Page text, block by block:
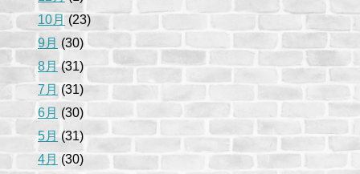
10月 (23)
9月 (30)
8月(31)
7月 (31)
6月 (30)
5月 (31)
4月 (30)